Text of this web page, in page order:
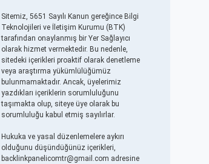
Sitemiz, 5651 Sayılı Kanun gereğince Bilgi
Teknolojileri ve İletişim Kurumu (BTK)
tarafından onaylanmış bir Yer Sağlayıcı
olarak hizmet vermektedir. Bu nedenle,
sitedeki içerikleri proaktif olarak denetleme
veya araştırma yükümlülüğümüz
bulunmamaktadır. Ancak, üyelerimiz
yazdıkları içeriklerin sorumluluğunu
taşımakta olup, siteye üye olarak bu
sorumluluğu kabul etmiş sayılırlar.
Hukuka ve yasal düzenlemelere aykırı
olduğunu düşündüğünüz içerikleri,
backlinkpanelicomtr@gmail.com adresine